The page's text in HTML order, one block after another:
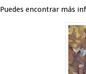
Puedes encontrar más